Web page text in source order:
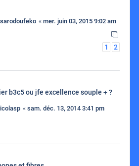
« mer. juin 03, 2015 9:02 am
1
2
b3c5 ou jfe excellence souple + ?
« sam. déc. 13, 2014 3:41 pm